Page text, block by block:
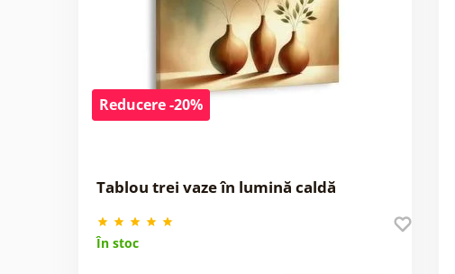
Reducere -20%
Tablou trei vaze în lumină caldă
În stoc